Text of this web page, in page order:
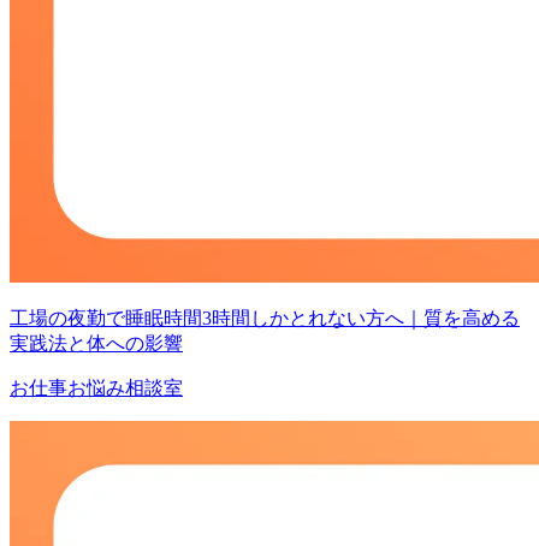
工場の夜勤で睡眠時間3時間しかとれない方へ｜質を高める
実践法と体への影響
お仕事お悩み相談室